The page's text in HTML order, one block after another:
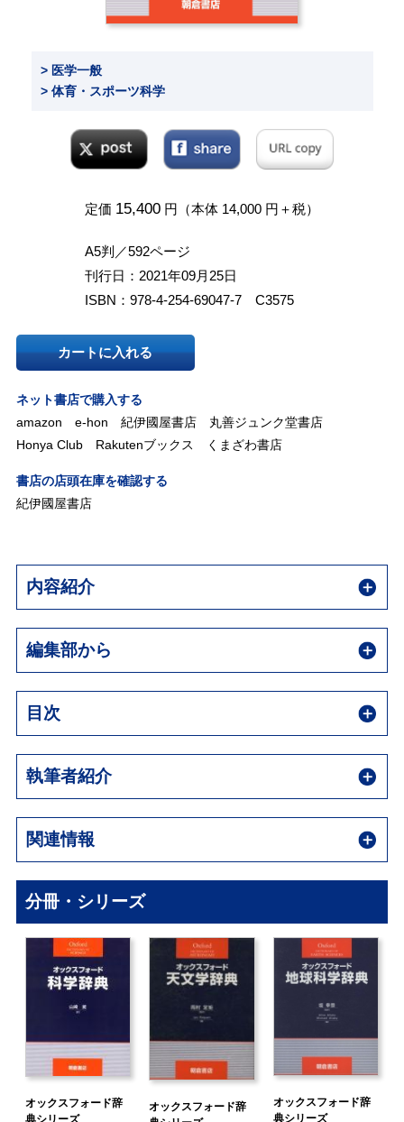
> 医学一般
> 体育・スポーツ科学
定価 15,400 円（本体 14,000 円＋税）
A5判／592ページ
刊行日：2021年09月25日
ISBN：978-4-254-69047-7 C3575
カートに入れる
ネット書店で購入する
amazon
e-hon 紀伊國屋書店
丸善ジュンク堂書店
Honya Club
Rakutenブックス くまざわ書店
書店の店頭在庫を確認する
紀伊國屋書店
内容紹介
編集部から
目次
執筆者紹介
関連情報
分冊・シリーズ
オックスフォード辞
典シリーズ
オックスフォード辞
オックスフォード辞
典シリーズ